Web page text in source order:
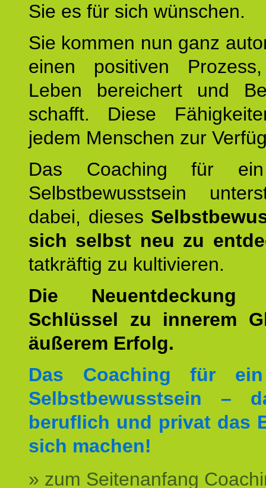
Sie es für sich wünschen.
Sie kommen nun ganz
einen positiven
Leben bereichert und
schafft. Diese
jedem Menschen zur
Das Coaching für
Selbstbewusstsein
dabei, dieses
sich selbst neu zu
tatkräftig zu kultivieren.
Die
Schlüssel zu innerem
äußerem Erfolg.
Das Coaching für
Selbstbewusstsein –
beruflich und privat das
sich machen!
» zum Seitenanfang